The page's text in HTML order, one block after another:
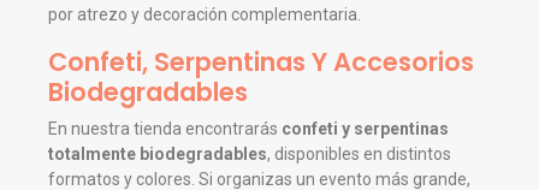
por atrezo y decoración complementaria.
Confeti, Serpentinas Y Accesorios
Biodegradables
En nuestra tienda encontrarás confeti y serpentinas
totalmente biodegradables, disponibles en distintos
formatos y colores. Si organizas un evento más grande,